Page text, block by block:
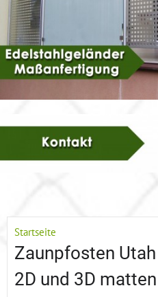
Startseite
Zaunpfosten
2D und 3D